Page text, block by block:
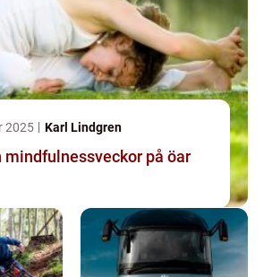
2025 Karl Lindgren
mindfulnessveckor på öar